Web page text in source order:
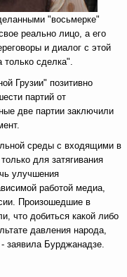
"восьмерке"
реально лицо, а его
и диалог с этой
сделка".
Грузии" позитивно
партий от
две партии заключили
среды с входящими в
для затягивания
улучшения
работой медиа,
Произошедшие в
что добиться какой либо
давления народа,
заявила Бурджанадзе.